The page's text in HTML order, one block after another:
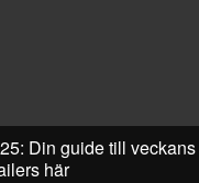
Din guide till veckans
här